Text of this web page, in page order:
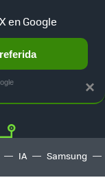
LIBRE
IA Samsung
×
en Google